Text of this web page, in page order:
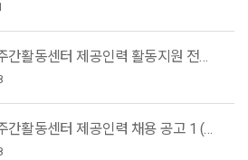
[구인] 영천시발달장애인주간활동센터 제공인력 활동지원 전문가 채용
[구인] 영천시발달장애인주간활동센터 제공인력 채용 공고 1 (단시간)